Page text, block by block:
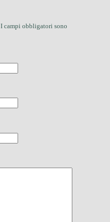
I campi obbligatori sono